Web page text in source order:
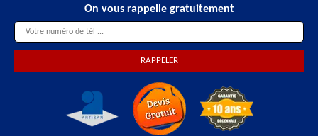
On vous rappelle gratuitement